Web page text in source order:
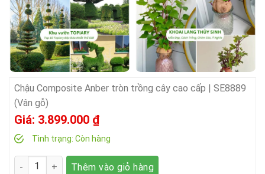
Chậu Composite Anber tròn trồng cây cao cấp | SE8889
(Vân gỗ)
Giá: 3.899.000 ₫
Tình trạng: Còn hàng
Số lượng Thêm vào giỏ hàng